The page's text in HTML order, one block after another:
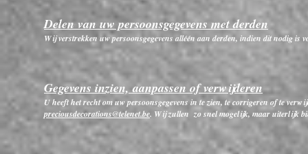
Delen van uw persoonsgegevens met derden
Wij verstrekken uw persoonsgegevens alléén aan derden, indien dit nodig is
Gegevens inzien, aanpassen of verwijderen
U heeft het recht om uw persoonsgegevens in te zien, te corrigeren of te
preciousdecorations@telenet.be. Wij zullen zo snel mogelijk, maar uiterlijk